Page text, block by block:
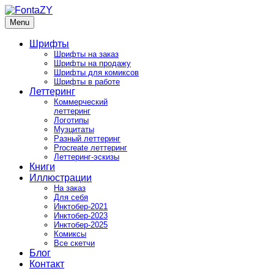
Skip
to
content
FontaZY
Fonts and pictures by Zakhar Yaschin
Menu
Шрифты
Шрифты на заказ
Шрифты на продажу
Шрифты для комиксов
Шрифты в работе
Леттеринг
Коммерческий
леттеринг
Логотипы
Музцитаты
Разный леттеринг
Procreate леттеринг
Леттеринг-эскизы
Книги
Иллюстрации
На заказ
Для себя
Инктобер-2021
Инктобер-2023
Инктобер-2025
Комиксы
Все скетчи
Блог
Контакт